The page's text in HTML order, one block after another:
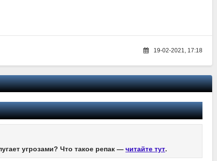
19-02-2021, 17:18
угрозами? Что такое репак — читайте тут.